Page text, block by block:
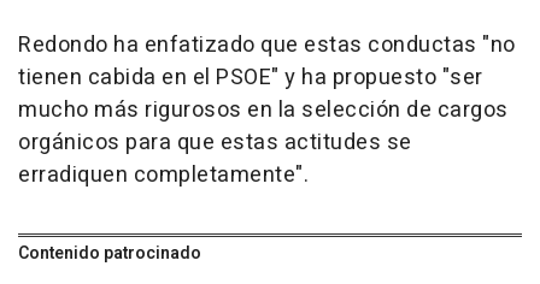
Redondo ha enfatizado que estas conductas "no
tienen cabida en el PSOE" y ha propuesto "ser
mucho más rigurosos en la selección de cargos
orgánicos para que estas actitudes se
erradiquen completamente".
Contenido patrocinado